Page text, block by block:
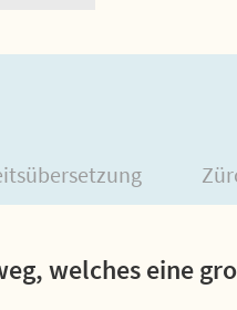
welches eine